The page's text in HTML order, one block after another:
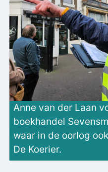
Anne van der Laan
boekhandel
waar in de oorlog
De Koerier.